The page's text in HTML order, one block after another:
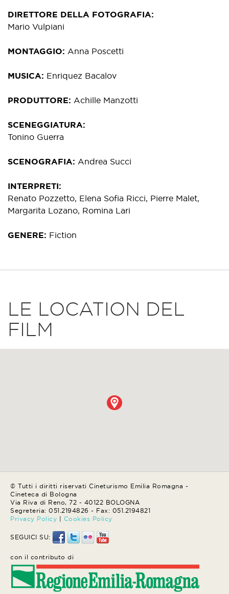
DIRETTORE DELLA FOTOGRAFIA
Mario Vulpiani
MONTAGGIO Anna Poscetti
MUSICA Enriquez Bacalov
PRODUTTORE Achille Manzotti
SCENEGGIATURA
Tonino Guerra
SCENOGRAFIA Andrea Succi
INTERPRETI
Renato Pozzetto, Elena Sofia Ricci, Pierre Malet,
Margarita Lozano, Romina Lari
GENERE Fiction
LE LOCATION DEL
FILM
© Tutti i diritti riservati Cineturismo Emilia Romagna -
Cineteca di Bologna
Via Riva di Reno, 72 - 40122 BOLOGNA
Segreteria: 051.2194826 - Fax: 051.2194821
Privacy Policy | Cookies Policy
SEGUICI SU:
con il contributo di